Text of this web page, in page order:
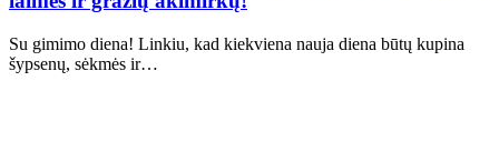
Su gimimo diena! Linkiu, kad kiekviena nauja diena būtų kupina
šypsenų, sėkmės ir…